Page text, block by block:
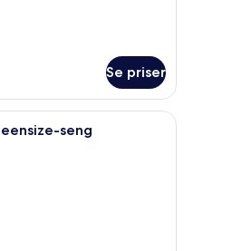
Se priser
et vindue med gardiner.
Et hotelværelse med en stribet lænestol, et
seng